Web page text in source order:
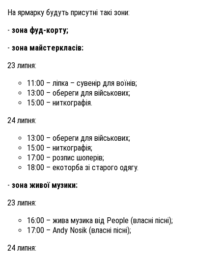
На ярмарку будуть присутні такі зони:
- зона фуд-корту;
- зона майстеркласів:
23 липня:
11:00 – ліпка – сувенір для воїнів;
13:00 – обереги для військових;
15:00 – ниткографія.
24 липня:
13:00 – обереги для військових;
15:00 – ниткографія;
17:00 – розпис шоперів;
18:00 – екоторба зі старого одягу.
- зона живої музики:
23 липня:
16:00 – жива музика від People (власні пісні);
17:00 – Andy Nosik (власні пісні);
24 липня: